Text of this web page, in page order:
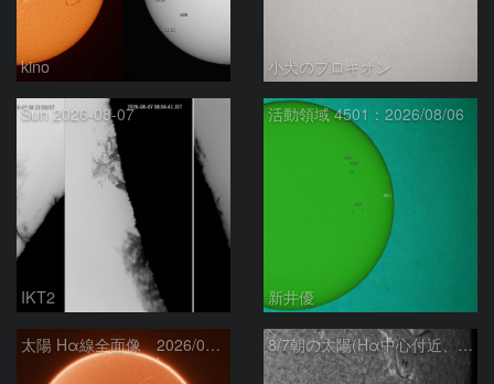
kino 小犬のプロキオン
Sun 2026-08-07
IKT2
活動領域 4501：2026/08/06
新井優
太陽 Hα線全面像 2026/08/07 8/7朝の太陽(Hα中心付近、4498、4502付近)